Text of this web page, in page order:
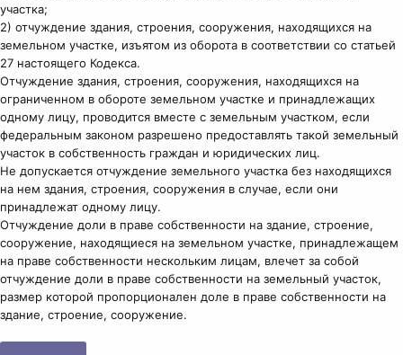
участка;
2) отчуждение здания, строения, сооружения, находящихся на
земельном участке, изъятом из оборота в соответствии со статьей
27 настоящего Кодекса.
Отчуждение здания, строения, сооружения, находящихся на
ограниченном в обороте земельном участке и принадлежащих
одному лицу, проводится вместе с земельным участком, если
федеральным законом разрешено предоставлять такой земельный
участок в собственность граждан и юридических лиц.
Не допускается отчуждение земельного участка без находящихся
на нем здания, строения, сооружения в случае, если они
принадлежат одному лицу.
Отчуждение доли в праве собственности на здание, строение,
сооружение, находящиеся на земельном участке, принадлежащем
на праве собственности нескольким лицам, влечет за собой
отчуждение доли в праве собственности на земельный участок,
размер которой пропорционален доле в праве собственности на
здание, строение, сооружение.